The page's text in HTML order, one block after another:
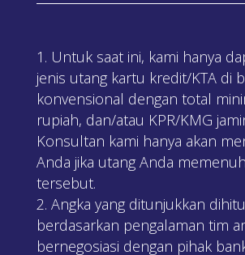
Untuk saat ini, kami hanya
jenis utang kartu kredit/KTA di
konvensional dengan total
rupiah, dan/atau KPR/KMG
Konsultan kami hanya akan
Anda jika utang Anda
tersebut.
Angka yang ditunjukkan
berdasarkan pengalaman tim
bernegosiasi dengan pihak